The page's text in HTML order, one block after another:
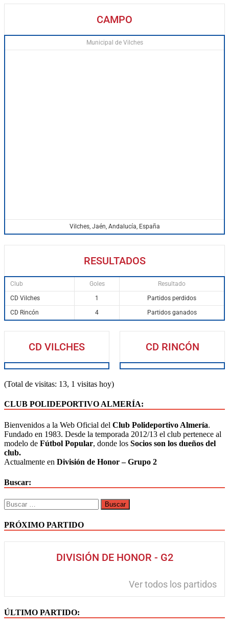
CAMPO
Municipal de Vilches
Vilches, Jaén, Andalucía, España
RESULTADOS
Club Goles
Resultado
CD Vilches
1
Partidos perdidos
CD Rincón
4 Partidos ganados
CD VILCHES CD RINCÓN
(Total de visitas: 13, 1 visitas hoy)
CLUB POLIDEPORTIVO ALMERÍA:
Bienvenidos a la Web Oficial del Club Polideportivo Almería.
Fundado en 1983. Desde la temporada 2012/13 el club pertenece al
modelo de Fútbol Popular, donde los Socios son los dueños del
club.
Actualmente en División de Honor – Grupo 2
Buscar:
PRÓXIMO PARTIDO
DIVISIÓN DE HONOR - G2
Ver todos los partidos
ÚLTIMO PARTIDO: